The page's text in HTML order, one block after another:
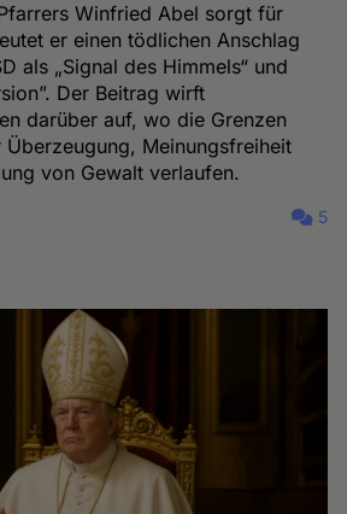
Winfried Abel sorgt für
er einen tödlichen Anschlag
als „Signal des Himmels“ und
Der Beitrag wirft
darüber auf, wo die Grenzen
Meinungsfreiheit
von Gewalt verlaufen.
5